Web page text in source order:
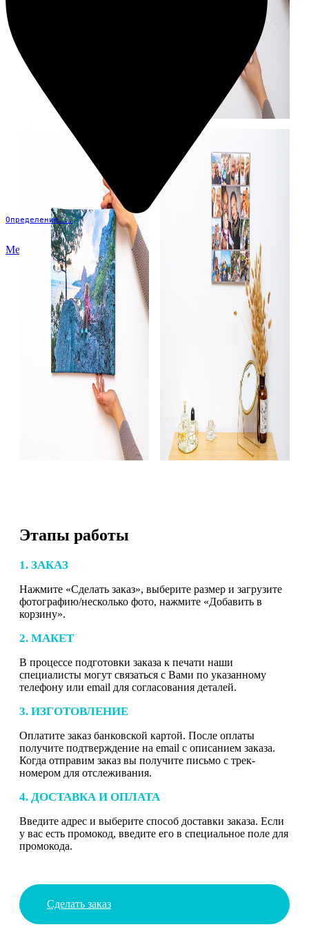
Определение...
Меню
Этапы работы
1. ЗАКАЗ
Нажмите «Сделать заказ», выберите размер и загрузите
фотографию/несколько фото, нажмите «Добавить в
корзину».
2. МАКЕТ
В процессе подготовки заказа к печати наши
специалисты могут связаться с Вами по указанному
телефону или email для согласования деталей.
3. ИЗГОТОВЛЕНИЕ
Оплатите заказ банковской картой. После оплаты
получите подтверждение на email с описанием заказа.
Когда отправим заказ вы получите письмо с трек-
номером для отслеживания.
4. ДОСТАВКА И ОПЛАТА
Введите адрес и выберите способ доставки заказа. Если
у вас есть промокод, введите его в специальное поле для
промокода.
Сделать заказ